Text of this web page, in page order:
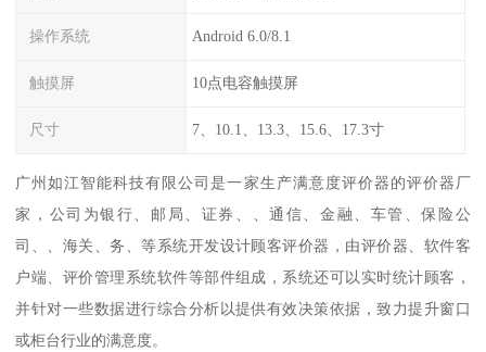
操作系统 Android 6.0/8.1
触摸屏 10点电容触摸屏
尺寸 7、10.1、13.3、15.6、17.3寸
广州如江智能科技有限公司是一家生产满意度评价器的评价器厂
家，公司为银行、邮局、证券、、通信、金融、车管、保险公
司、、海关、务、等系统开发设计顾客评价器，由评价器、软件客
户端、评价管理系统软件等部件组成，系统还可以实时统计顾客，
并针对一些数据进行综合分析以提供有效决策依据，致力提升窗口
或柜台行业的满意度。